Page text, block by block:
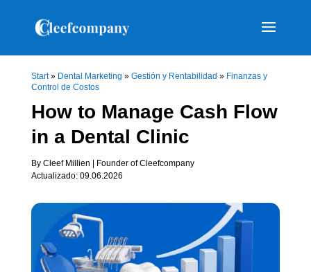
Start» Dental Marketing » Gestión y Rentabilidad » Finanzas y
Control de Costos
How to Manage Cash Flow
in a Dental Clinic
By Cleef Millien | Founder of Cleefcompany
Actualizado: 09.06.2026